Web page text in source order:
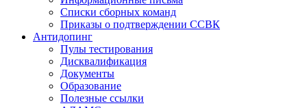
Списки сборных команд
Приказы о подтверждении ССВК
Антидопинг
Пулы тестирования
Дисквалификация
Документы
Образование
Полезные ссылки